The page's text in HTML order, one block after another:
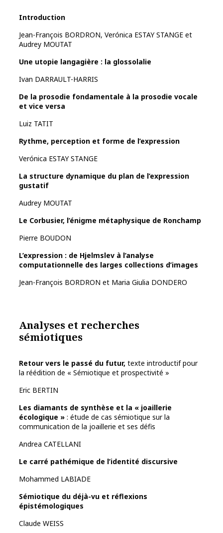
Introduction
Jean-François BORDRON, Verónica ESTAY STANGE et
Audrey MOUTAT
Une utopie langagière : la glossolalie
Ivan DARRAULT-HARRIS
De la prosodie fondamentale à la prosodie vocale
et vice versa
Luiz TATIT
Rythme, perception et forme de l’expression
Verónica ESTAY STANGE
La structure dynamique du plan de l’expression
gustatif
Audrey MOUTAT
Le Corbusier, l’énigme métaphysique de Ronchamp
Pierre BOUDON
L’expression : de Hjelmslev à l’analyse
computationnelle des larges collections d’images
Jean-François BORDRON et Maria Giulia DONDERO
Analyses et recherches
sémiotiques
Retour vers le passé du futur, texte introductif pour
la réédition de « Sémiotique et prospectivité »
Eric BERTIN
Les diamants de synthèse et la « joaillerie
écologique » : étude de cas sémiotique sur la
communication de la joaillerie et ses défis
Andrea CATELLANI
Le carré pathémique de l’identité discursive
Mohammed LABIADE
Sémiotique du déjà-vu et réflexions
épistémologiques
Claude WEISS